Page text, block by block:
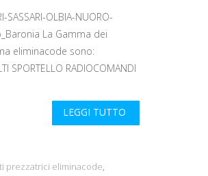
OLBIA-NUORO-
La Gamma dei
eliminacode sono:
SPORTELLO RADIOCOMANDI
LEGGI TUTTO
prezzatrici eliminacode,